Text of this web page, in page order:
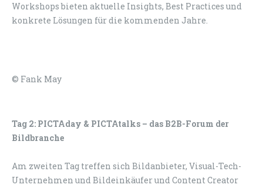
Workshops bieten aktuelle Insights, Best Practices und
konkrete Lösungen für die kommenden Jahre.
© Fank May
Tag 2: PICTAday & PICTAtalks – das B2B-Forum der
Bildbranche
Am zweiten Tag treffen sich Bildanbieter, Visual-Tech-
Unternehmen und Bildeinkäufer und Content Creator